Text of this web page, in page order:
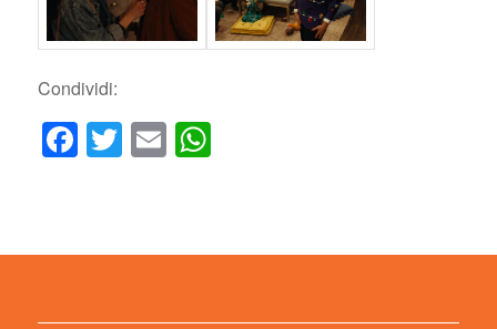
Condividi:
Facebook
Twitter
EmailWhatsApp